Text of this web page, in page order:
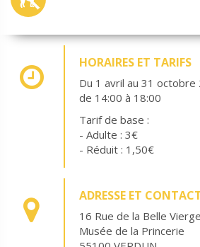
HORAIRES ET TARIFS
Du 1 avril au 31
de 14:00 à 18:00
Tarif de base :
- Adulte : 3€
- Réduit : 1,50€
ADRESSE ET
16 Rue de la Belle Vierge
Musée de la Princerie